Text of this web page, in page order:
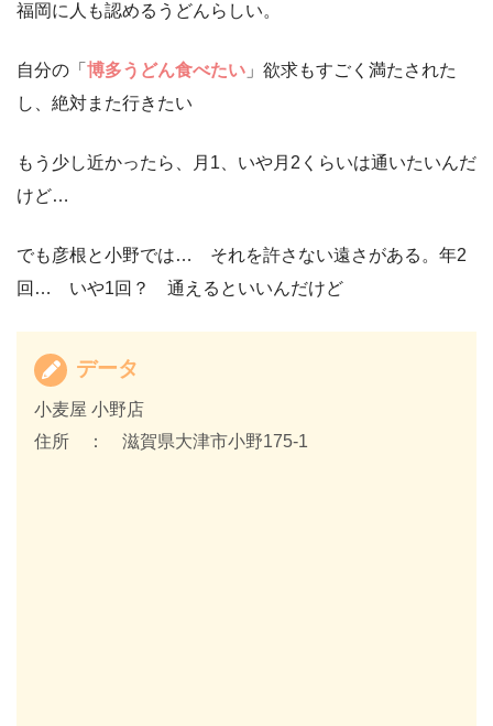
福岡に人も認めるうどんらしい。
自分の「 博多うどん食べたい 」欲求もすごく満たされた
し、絶対また行きたい
もう少し近かったら、月1、いや月2くらいは通いたいんだ
けど…
でも彦根と小野では… それを許さない遠さがある。年2
回… いや1回？ 通えるといいんだけど
データ
小麦屋 小野店
住所 ： 滋賀県大津市小野175-1